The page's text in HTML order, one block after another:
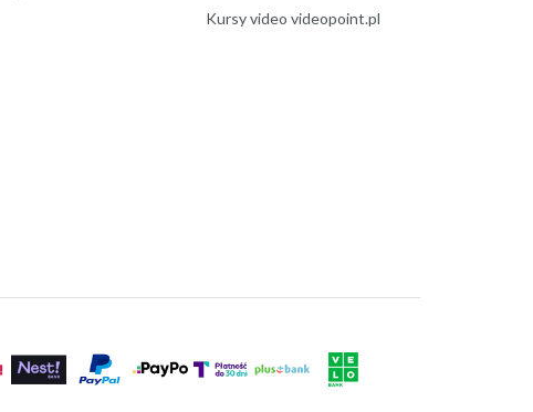
Kursy video videopoint.pl